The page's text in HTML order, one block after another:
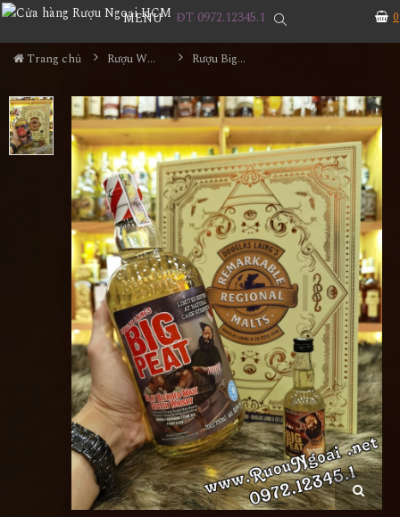
0
MENU ĐT 0972.12345.1
Trang chủ Rượu Whisky Rượu Big Peat Christmas Edition Hộp Quà